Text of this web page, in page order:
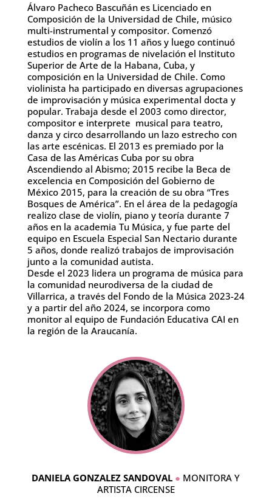
Álvaro Pacheco Bascuñán es Licenciado en
Composición de la Universidad de Chile, músico
multi-instrumental y compositor. Comenzó
estudios de violín a los 11 años y luego continuó
estudios en programas de nivelación el Instituto
Superior de Arte de la Habana, Cuba, y
composición en la Universidad de Chile. Como
violinista ha participado en diversas agrupaciones
de improvisación y música experimental docta y
popular. Trabaja desde el 2003 como director,
compositor e interprete musical para teatro,
danza y circo desarrollando un lazo estrecho con
las arte escénicas. El 2013 es premiado por la
Casa de las Américas Cuba por su obra
Ascendiendo al Abismo; 2015 recibe la Beca de
excelencia en Composición del Gobierno de
México 2015, para la creación de su obra “Tres
Bosques de América”. En el área de la pedagogía
realizo clase de violín, piano y teoría durante 7
años en la academia Tu Música, y fue parte del
equipo en Escuela Especial San Nectario durante
5 años, donde realizó trabajos de improvisación
junto a la comunidad autista.
Desde el 2023 lidera un programa de música para
la comunidad neurodiversa de la ciudad de
Villarrica, a través del Fondo de la Música 2023-24
y a partir del año 2024, se incorpora como
monitor al equipo de Fundación Educativa CAI en
la región de la Araucanía.
DANIELA GONZALEZ SANDOVAL ● MONITORA Y
ARTISTA CIRCENSE